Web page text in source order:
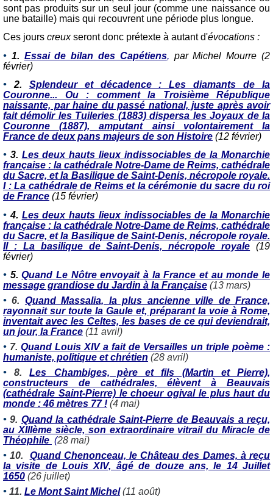
sont pas produits sur un seul jour (comme une naissance ou
une bataille) mais qui recouvrent une période plus longue.
Ces jours creuxseront donc prétexte à autant d'évocations :
• 1. Essai de bilan des Capétiens, par Michel Mourre (2
février)
• 2. Splendeur et décadence : Les diamants de la
Couronne... Ou : comment la Troisième République
naissante, par haine du passé national, juste après avoir
fait démolir les Tuileries (1883) dispersa les Joyaux de la
Couronne (1887), amputant ainsi volontairement la
France de deux pans majeurs de son Histoire (12 février)
• 3. Les deux hauts lieux indissociables de la Monarchie
française : la cathédrale Notre-Dame de Reims, cathédrale
du Sacre, et la Basilique de Saint-Denis, nécropole royale.
I : La cathédrale de Reims et la cérémonie du sacre du roi
de France (15 février)
• 4. Les deux hauts lieux indissociables de la Monarchie
française : la cathédrale Notre-Dame de Reims, cathédrale
du Sacre, et la Basilique de Saint-Denis, nécropole royale.
II : La basilique de Saint-Denis, nécropole royale (19
février)
• 5. Quand Le Nôtre envoyait à la France et au monde le
message grandiose du Jardin à la Française (13 mars)
• 6. Quand Massalia, la plus ancienne ville de France,
rayonnait sur toute la Gaule et, préparant la voie à Rome,
inventait avec les Celtes, les bases de ce qui deviendrait,
un jour, la France (11 avril)
• 7. Quand Louis XIV a fait de Versailles un triple poème :
humaniste, politique et chrétien (28 avril)
• 8.Les Chambiges, père et fils (Martin et Pierre),
constructeurs de cathédrales, élèvent à Beauvais
(cathédrale Saint-Pierre) le choeur ogival le plus haut du
monde : 46 mètres 77 ! (4 mai)
• 9. Quand la cathédrale Saint-Pierre de Beauvais a reçu,
au XIIIème siècle, son extraordinaire vitrail du Miracle de
Théophile (28 mai)
• 10. Quand Chenonceau, le Château des Dames, à reçu
la visite de Louis XIV, âgé de douze ans, le 14 Juillet
1650 (26 juillet)
• 11. Le Mont Saint Michel (11 août)